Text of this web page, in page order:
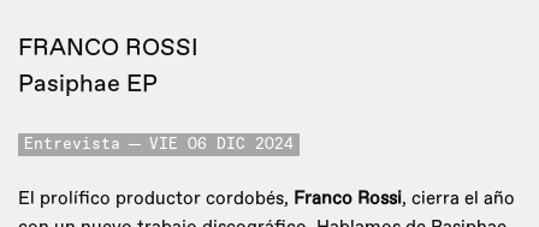
FRANCO ROSSI
Pasiphae EP
Entrevista VIE 06 DIC 2024
El prolífico productor cordobés, Franco Rossi, cierra el año